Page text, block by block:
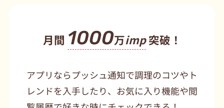
月間 1000万imp突破！
アプリならプッシュ通知で調理のコツやト
レンドを入手したり、お気に入り機能や閲